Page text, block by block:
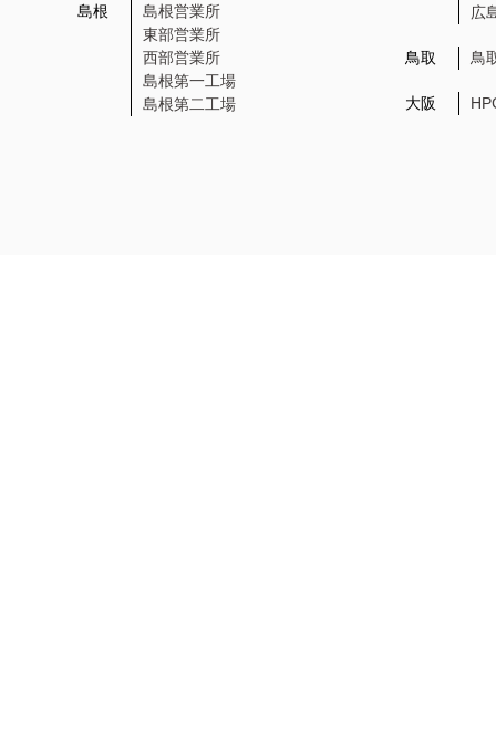
島根
島根営業所
東部営業所
西部営業所
島根第一工場
島根第二工場
広
鳥取 鳥
大阪